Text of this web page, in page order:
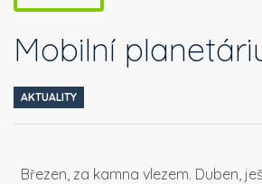
Mobilní
AKTUALITY
Březen, za kamna vlezem. Duben,